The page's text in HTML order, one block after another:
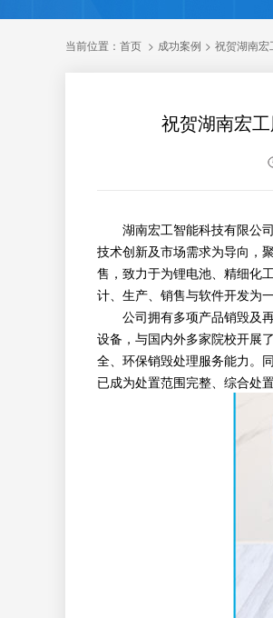
当前位置： 首页 > 成功案例 > 祝贺湖南宏
祝贺湖南宏
湖南宏工智能科技有限公司(
技术创新及市场需求为导向，
售，致力于为锂电池、精细化
计、生产、销售与软件开发为
公司拥有多项产品销毁及再
设备，与国内外多家院校开展
全、环保销毁处理服务能力。
已成为处置范围完整、综合处